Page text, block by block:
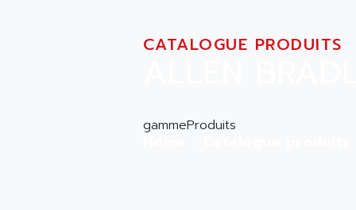
CATALOGUE PRODUITS
gammeProduits